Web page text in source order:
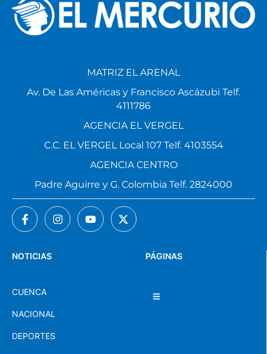
PÁGINAS
NOTICIAS
CUENCA
NACIONAL
DEPORTES
MATRIZ EL ARENAL
Av. De Las Américas y Francisco Ascázubi Telf.
4111786
AGENCIA EL VERGEL
C.C. EL VERGEL Local 107 Telf. 4103554
AGENCIA CENTRO
Padre Aguirre y G. Colombia Telf. 2824000